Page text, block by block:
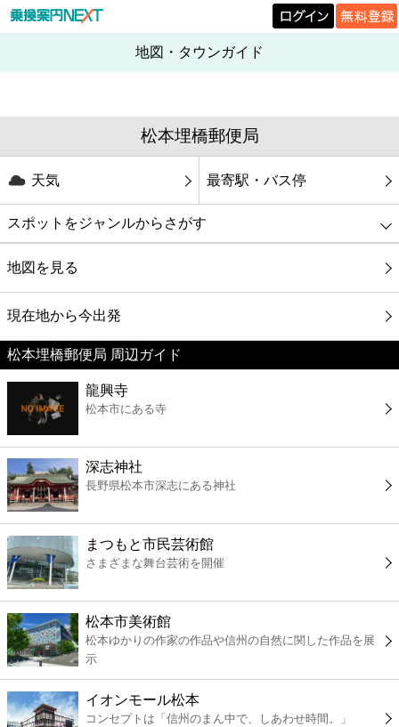
地図・タウンガイド
松本埋橋郵便局
天気 最寄駅・バス停
スポットをジャンルからさがす
グルメ
映画
美容
コンビニ
薬局
スーパー
エンタメ
レジャー
書店
ファミレス
地図を見る
現在地から今出発
松本埋橋郵便局 周辺ガイド
龍興寺
松本市にある寺
深志神社
長野県松本市深志にある神社
まつもと市民芸術館
さまざまな舞台芸術を開催
松本市美術館
松本ゆかりの作家の作品や信州の自然に関した作品を展
示
イオンモール松本
コンセプトは「信州のまん中で、しあわせ時間。」